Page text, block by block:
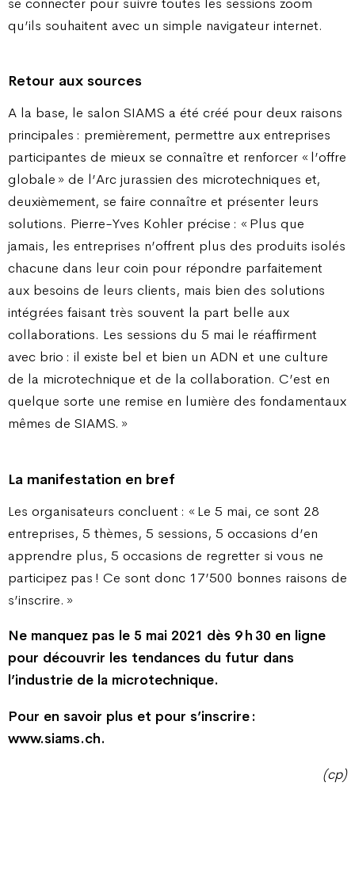
qu’ils souhaitent avec un simple navigateur internet.
Retour aux sources
A la base, le salon SIAMS a été créé pour deux raisons
principales : premièrement, permettre aux entreprises
participantes de mieux se connaître et renforcer « l’offre
globale » de l’Arc jurassien des microtechniques et,
deuxièmement, se faire connaître et présenter leurs
solutions. Pierre-Yves Kohler précise : « Plus que
jamais, les entreprises n’offrent plus des produits isolés
chacune dans leur coin pour répondre parfaitement
aux besoins de leurs clients, mais bien des solutions
intégrées faisant très souvent la part belle aux
collaborations. Les sessions du 5 mai le réaffirment
avec brio : il existe bel et bien un ADN et une culture
de la microtechnique et de la collaboration. C’est en
quelque sorte une remise en lumière des fondamentaux
mêmes de SIAMS. »
La manifestation en bref
Les organisateurs concluent : « Le 5 mai, ce sont 28
entreprises, 5 thèmes, 5 sessions, 5 occasions d’en
apprendre plus, 5 occasions de regretter si vous ne
participez pas ! Ce sont donc 17’500 bonnes raisons de
s’inscrire. »
Ne manquez pas le 5 mai 2021 dès 9 h 30 en ligne
pour découvrir les tendances du futur dans
l’industrie de la microtechnique.
Pour en savoir plus et pour s’inscrire :
www.siams.ch.
(cp)